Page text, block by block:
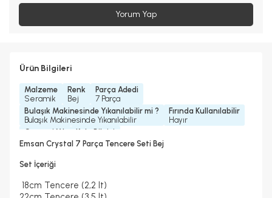
Yorum Yap
Ürün Bilgileri
Malzeme
Seramik
Renk
Bej
Parça Adedi
7 Parça
Bulaşık Makinesinde Yıkanılabilir mi ?
Bulaşık Makinesinde Yıkanılabilir
Fırında Kullanılabilir
Hayır
Garanti Yılı
2 Yıl
Kulp Bilgisi
Bakalit Kulp
Emsan Crystal 7 Parça Tencere Seti Bej
Set İçeriği
18cm Tencere (2,2 lt)